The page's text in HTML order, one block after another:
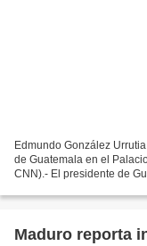
Edmundo González
de Guatemala en el
CNN).- El presidente de
Maduro reporta